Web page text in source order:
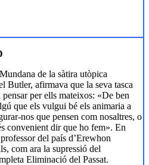
de la sàtira utòpica
Butler, afirmava que la seva tasca
per ells mateixos: «De ben
que els vulgui bé els animaria a
nos que pensen com nosaltres, o
convenient dir que ho fem». En
del país d’Erewhon
com ara la supressió del
Eliminació del Passat.